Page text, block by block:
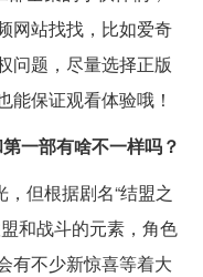
网站找找，比如爱奇
问题，尽量选择正版
能保证观看体验哦！
一部有啥不一样吗？
但根据剧名“结盟之
和战斗的元素，角色
有不少新惊喜等着大